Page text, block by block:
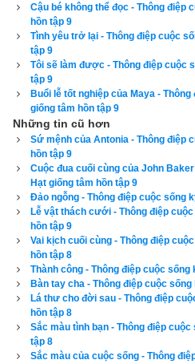
Giờ khởi sự
Xem
Tác giả bài viết: Thầy Uri –
Nguồn tin:
Cậu bé không thể đọc - Thông điệp
hồn tập 9
Tình yêu trở lại - Thông điệp cuộc
tập 9
Tôi sẽ làm được - Thông điệp cuộc
tập 9
Buổi lễ tốt nghiệp của Maya -
giống tâm hồn tập 9
Những tin cũ hơn
Sứ mệnh của Antonia - Thông điệp
hồn tập 9
Cuộc đua cuối cùng của John
Hạt giống tâm hồn tập 9
Đảo ngỗng - Thông điệp cuộc sống
Lễ vật thách cưới - Thông điệp
hồn tập 9
Vai kịch cuối cùng - Thông điệp
hồn tập 8
Thành công - Thông điệp cuộc
Bàn tay cha - Thông điệp cuộc
Lá thư cho đời sau - Thông điệp
hồn tập 8
Sắc màu tình bạn - Thông điệp
tập 8
Sắc màu của cuộc sống - Thông